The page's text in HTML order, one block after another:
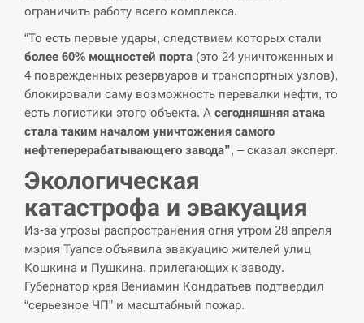
ограничить работу всего комплекса.
“То есть первые удары, следствием которых стали
более 60% мощностей порта (это 24 уничтоженных и
4 поврежденных резервуаров и транспортных узлов),
блокировали саму возможность перевалки нефти, то
есть логистики этого объекта. А сегодняшняя атака
стала таким началом уничтожения самого
нефтеперерабатывающего завода”, – сказал эксперт.
Экологическая
катастрофа и эвакуация
Из-за угрозы распространения огня утром 28 апреля
мэрия Туапсе объявила эвакуацию жителей улиц
Кошкина и Пушкина, прилегающих к заводу.
Губернатор края Вениамин Кондратьев подтвердил
“серьезное ЧП” и масштабный пожар.